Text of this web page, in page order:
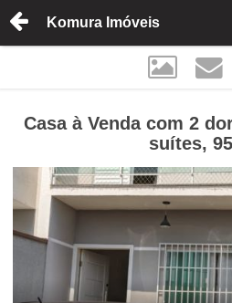
Komura Imóveis
Casa à Venda com 2
suítes,